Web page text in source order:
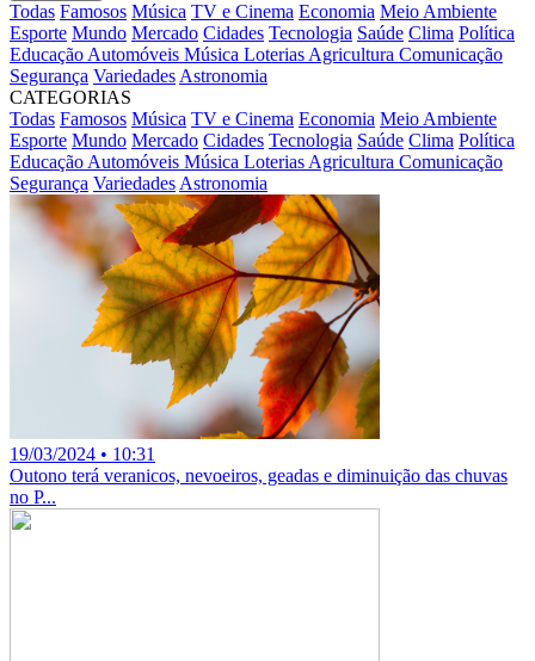
Todas Famosos Música TV e Cinema Economia Meio Ambiente
Esporte Mundo Mercado Cidades Tecnologia Saúde Clima Política
EducaçãoAutomóveis Música LoteriasAgricultura Comunicação
Segurança VariedadesAstronomia
CATEGORIAS
Todas Famosos Música TV e Cinema Economia Meio Ambiente
Esporte Mundo Mercado Cidades Tecnologia Saúde Clima Política
EducaçãoAutomóveis Música LoteriasAgricultura Comunicação
Segurança VariedadesAstronomia
19/03/2024 • 10:31
Outono terá veranicos, nevoeiros, geadas e diminuição das chuvas
no P...